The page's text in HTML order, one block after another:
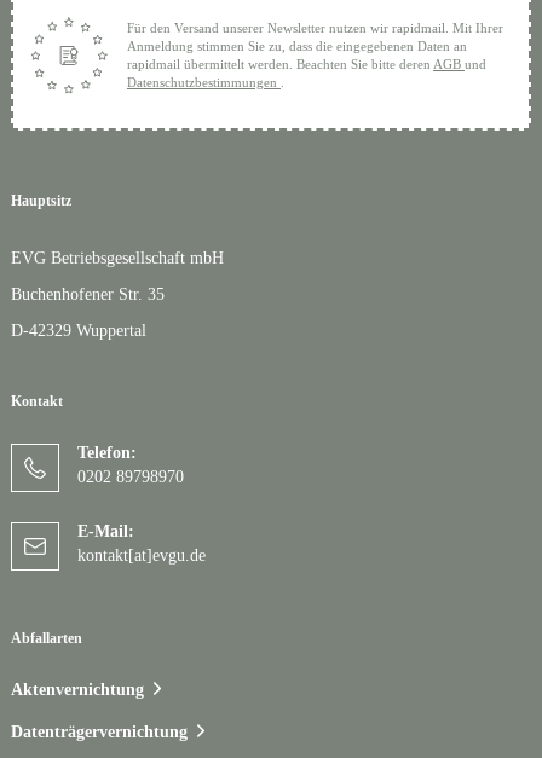
Hauptsitz
EVG Betriebsgesellschaft mbH
Buchenhofener Str. 35
D-42329 Wuppertal
Kontakt
Telefon:
0202 89798970
E-Mail:
kontakt[at]evgu.de
Abfallarten
Aktenvernichtung
Datenträgervernichtung
Für den Versand unserer Newsletter nutzen wir rapidmail. Mit Ihrer
Anmeldung stimmen Sie zu, dass die eingegebenen Daten an
rapidmail übermittelt werden. Beachten Sie bitte deren AGB und
Datenschutzbestimmungen